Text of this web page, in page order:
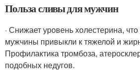
Польза сливы для мужчин
· Снижает уровень холестерина, что
мужчины привыкли к тяжелой и
Профилактика тромбоза,
подобных недугов.